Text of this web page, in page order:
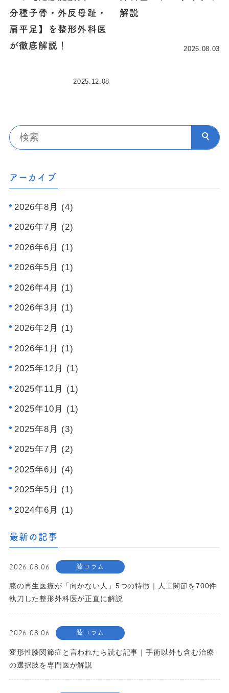
分種子骨・外反母趾・
扁平足】を整形外科医
が徹底解説！
2025.12.08
解説
2026.08.03
アーカイブ
2026年8月 (4)
2026年7月 (2)
2026年6月 (1)
2026年5月 (1)
2026年4月 (1)
2026年3月 (1)
2026年2月 (1)
2026年1月 (1)
2025年12月 (1)
2025年11月 (1)
2025年10月 (1)
2025年8月 (3)
2025年7月 (2)
2025年6月 (4)
2025年5月 (1)
2024年6月 (1)
最新の記事
2026.08.06 膝コラム
膝の再生医療が「向かない人」5つの特徴｜人工関節を700件
執刀した整形外科医が正直に解説
2026.08.06 膝コラム
変形性膝関節症と言われたら読む記事｜手術以外も含む治療
の選択肢を専門医が解説